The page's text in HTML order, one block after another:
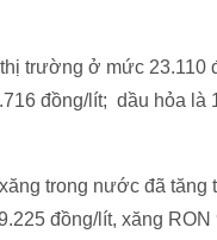
trường ở mức 23.110
đồng/lít; dầu hỏa là
trong nước đã
đồng/lít, xăng